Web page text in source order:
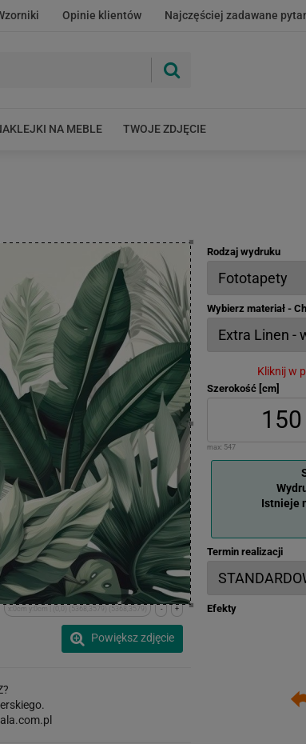
Opinie klientów Najczęściej zadawane
NA MEBLE TWOJE ZDJĘCIE
+
-
x:0cm y:0cm | (0,0) (5368,3579) (5368,3579)
Powiększ zdjęcie
Rodzaj wydruku
Wybierz materiał -
Kliknij w
Szerokość [cm]
max: 547
Istnieje
Termin realizacji
Efekty